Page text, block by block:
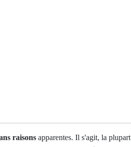
raisons apparentes. Il s'agit, la